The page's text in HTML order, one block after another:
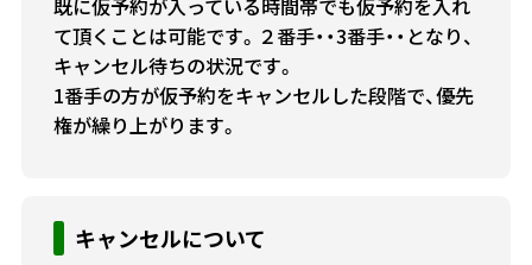
既に仮予約が入っている時間帯でも仮予約を入れ
て頂くことは可能です。２番手・・3番手・・となり、
キャンセル待ちの状況です。
1番手の方が仮予約をキャンセルした段階で、優先
権が繰り上がります。
キャンセルについて